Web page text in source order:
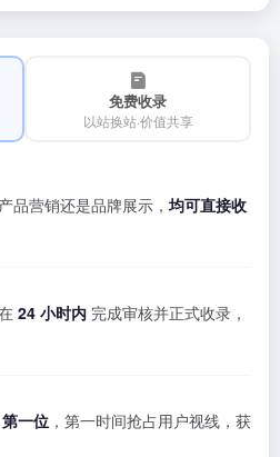
免费收录
以站换站·价值共享
品营销还是品牌展示，均可直接收
24 小时内 完成审核并正式收录，
第一位 ，第一时间抢占用户视线，获